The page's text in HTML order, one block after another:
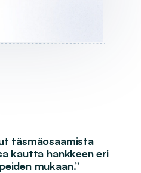
täsmäosaamista
kautta hankkeen eri
mukaan.”